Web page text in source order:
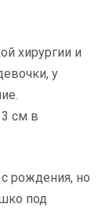
хирургии и
у
см в
рождения, но
под